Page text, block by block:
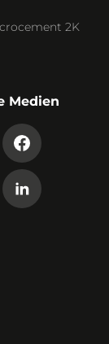
2K
Medien